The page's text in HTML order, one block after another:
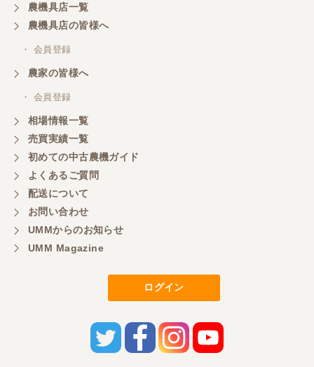
農機具店一覧
農機具店の皆様へ
・ 会員登録
農家の皆様へ
・ 会員登録
相場情報一覧
売買実績一覧
初めての中古農機ガイド
よくあるご質問
配送について
お問い合わせ
UMMからのお知らせ
UMM Magazine
ログイン